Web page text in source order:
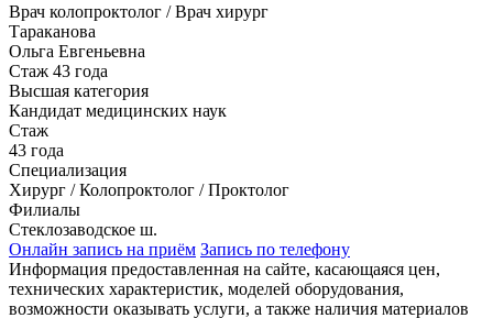
Врач колопроктолог / Врач хирург
Тараканова
Ольга Евгеньевна
Стаж 43 года
Высшая категория
Кандидат медицинских наук
Стаж
43 года
Специализация
Хирург / Колопроктолог / Проктолог
Филиалы
Стеклозаводское ш.
Онлайн запись на приём Запись по телефону
Информация предоставленная на сайте, касающаяся цен,
технических характеристик, моделей оборудования,
возможности оказывать услуги, а также наличия материалов